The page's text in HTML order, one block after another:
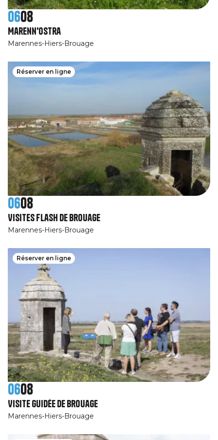
0608
Marenn'Ostra
Marennes-Hiers-Brouage
Réserver en ligne
0608
Visites Flash de Brouage
Marennes-Hiers-Brouage
Réserver en ligne
0608
Visite guidée de Brouage
Marennes-Hiers-Brouage